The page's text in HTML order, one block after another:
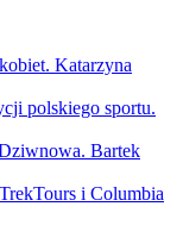
Katarzyna
polskiego sportu.
Bartek
i Columbia